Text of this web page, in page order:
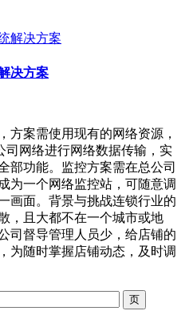
决方案
方案需使用现有的网络资源，
司网络进行网络数据传输，实
部功能。监控方案需在总公司
为一个网络监控站，可随意调
画面。背景与挑战连锁行业的
，且大都不在一个城市或地
司督导管理人员少，给店铺的
为随时掌握店铺动态，及时调